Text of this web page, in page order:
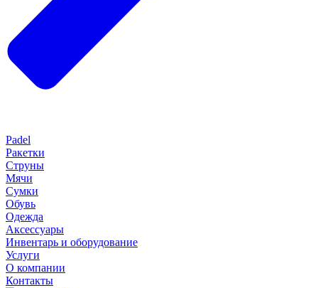
Padel
Ракетки
Струны
Мячи
Сумки
Обувь
Одежда
Аксессуары
Инвентарь и оборудование
Услуги
О компании
Контакты